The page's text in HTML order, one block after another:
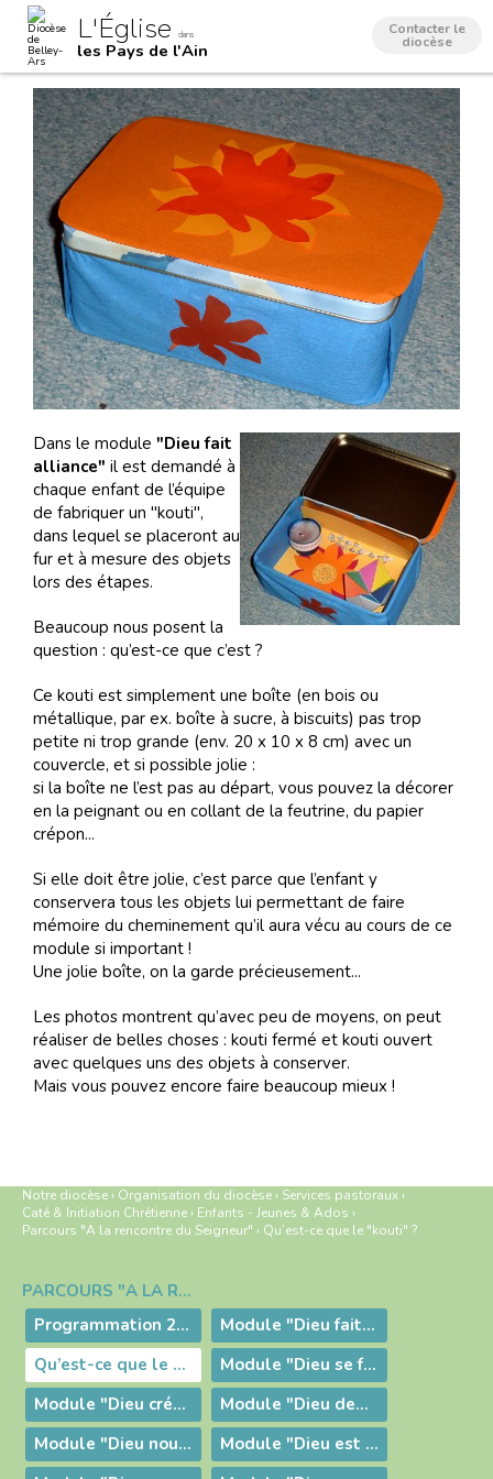
contenu.
navigation
Outils
personnels
L'Église dans
les Pays de l'Ain
Contacter le
diocèse
Dans le module "Dieu fait
alliance" il est demandé à
chaque enfant de l’équipe
de fabriquer un "kouti",
dans lequel se placeront au
fur et à mesure des objets
lors des étapes.
Beaucoup nous posent la
question : qu’est-ce que c’est ?
Ce kouti est simplement une boîte (en bois ou
métallique, par ex. boîte à sucre, à biscuits) pas trop
petite ni trop grande (env. 20 x 10 x 8 cm) avec un
couvercle, et si possible jolie :
si la boîte ne l’est pas au départ, vous pouvez la décorer
en la peignant ou en collant de la feutrine, du papier
crépon...
Si elle doit être jolie, c’est parce que l’enfant y
conservera tous les objets lui permettant de faire
mémoire du cheminement qu’il aura vécu au cours de ce
module si important !
Une jolie boîte, on la garde précieusement...
Les photos montrent qu’avec peu de moyens, on peut
réaliser de belles choses : kouti fermé et kouti ouvert
avec quelques uns des objets à conserver.
Mais vous pouvez encore faire beaucoup mieux !
Notre diocèse › Organisation du diocèse › Services pastoraux ›
Caté & Initiation Chrétienne › Enfants - Jeunes & Ados ›
Parcours "A la rencontre du Seigneur" › Qu’est-ce que le "kouti" ?
Navigation
PARCOURS "A LA RENCONTRE DU SEIGNEUR"
Programmation 2019-2020
Module "Dieu fait Alliance"
Qu’est-ce que le "kouti" ?
Module "Dieu se fait proche"
Module "Dieu crée par sa Parole"
Module "Dieu demeure en nous"
Module "Dieu nous fait confiance"
Module "Dieu est la vie"